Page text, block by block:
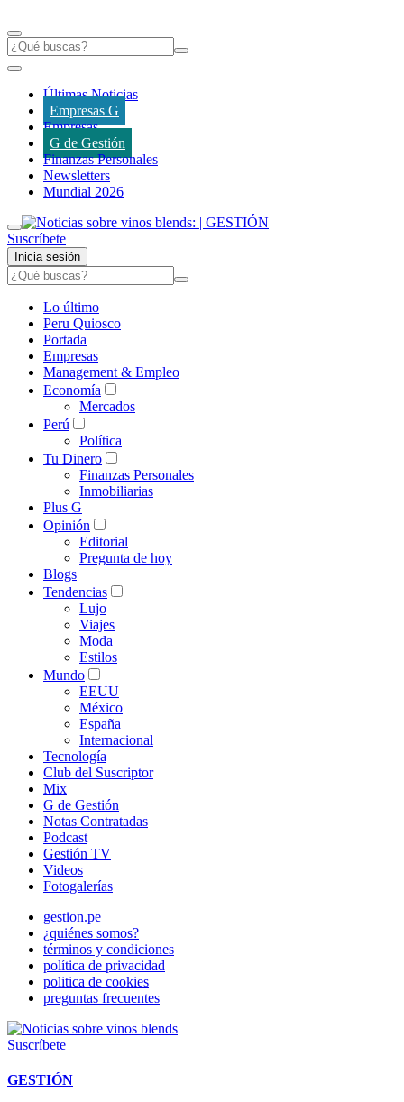
Últimas Noticias
Empresas G
Empresas
G de Gestión
Finanzas Personales
Newsletters
Mundial 2026
Suscríbete
Inicia sesión
Lo último
Peru Quiosco
Portada
Empresas
Management & Empleo
Economía
Mercados
Perú
Política
Tu Dinero
Finanzas Personales
Inmobiliarias
Plus G
Opinión
Editorial
Pregunta de hoy
Blogs
Tendencias
Lujo
Viajes
Moda
Estilos
Mundo
EEUU
México
España
Internacional
Tecnología
Club del Suscriptor
Mix
G de Gestión
Notas Contratadas
Podcast
Gestión TV
Videos
Fotogalerías
gestion.pe
¿quiénes somos?
términos y condiciones
política de privacidad
politica de cookies
preguntas frecuentes
Suscríbete
GESTIÓN